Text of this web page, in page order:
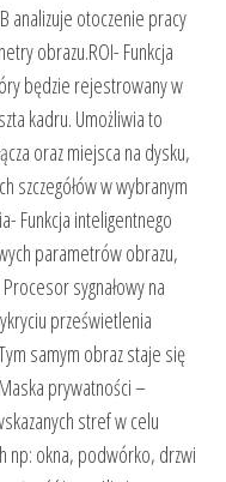
analizuje otoczenie pracy
obrazu.ROI- Funkcja
będzie rejestrowany w
kadru. Umożliwia to
oraz miejsca na dysku,
szczegółów w wybranym
Funkcja inteligentnego
parametrów obrazu,
sygnałowy na
prześwietlenia
samym obraz staje się
prywatności –
stref w celu
np: okna, podwórko, drzwi